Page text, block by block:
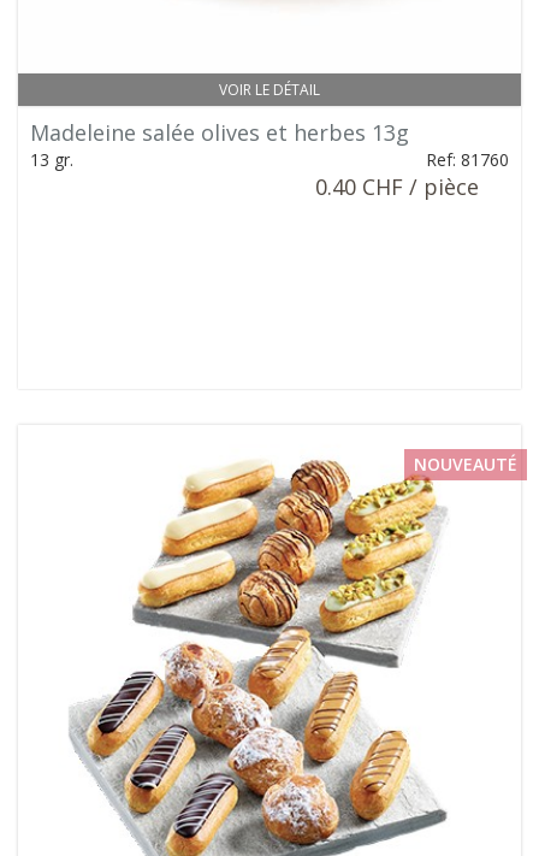
VOIR LE DÉTAIL
Madeleine salée olives et herbes 13g
13 gr. Ref: 81760
0.40 CHF / pièce
NOUVEAUTÉ